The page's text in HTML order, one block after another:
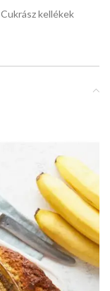
Cukrász kellékek